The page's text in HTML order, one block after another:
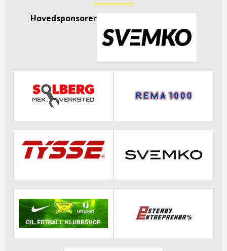
Hovedsponsorer